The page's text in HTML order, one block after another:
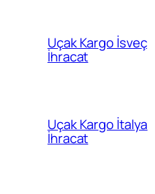
Uçak Kargo İsveç
İhracat
Uçak Kargo İtalya
İhracat